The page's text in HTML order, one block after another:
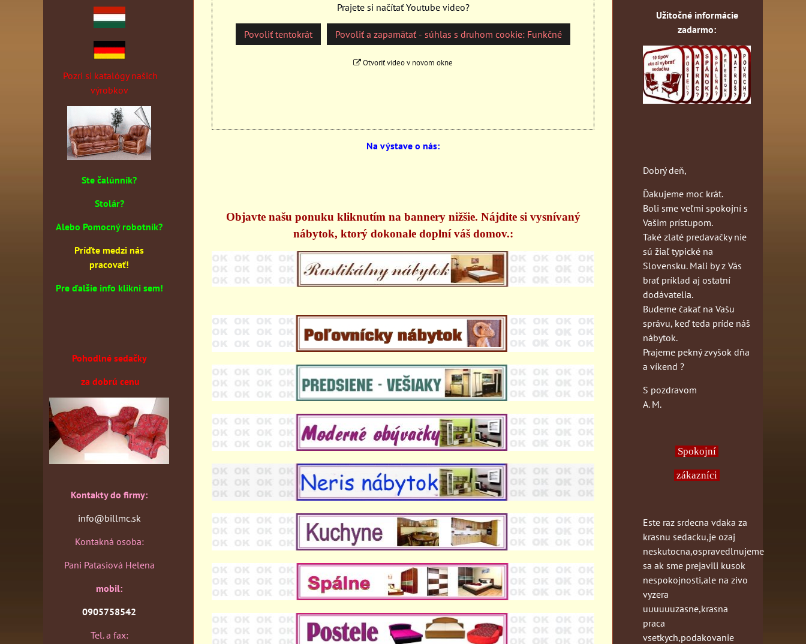
Prajete si načítať Youtube video?
Povoliť tentokrát Povoliť a zapamätať - súhlas s druhom cookie: Funkčné
Otvoriť video v novom okne
Na výstave o nás:
Objavte našu ponuku kliknutím na bannery nižšie. Nájdite si vysnívaný
nábytok, ktorý dokonale doplní váš domov.:
Pozri si katalógy našich
výrobkov
Ste čalúnník?
Stolár?
Alebo Pomocný robotník?
Príďte medzi nás
pracovať!
Pre ďalšie info klikni sem!
Pohodlné sedačky
za dobrú cenu
Kontakty do firmy:
info@billmc.sk
Kontakná osoba:
Pani Patasiová Helena
mobil:
0905758542
Tel. a fax:
Užitočné informácie
zadarmo:
Dobrý deň,
Ďakujeme moc krát.
Boli sme veľmi spokojní s
Vašim prístupom.
Také zlaté predavačky nie
sú žiaľ typické na
Slovensku. Mali by z Vás
brať príklad aj ostatní
dodávatelia.
Budeme čakať na Vašu
správu, keď teda príde náš
nábytok.
Prajeme pekný zvyšok dňa
a víkend ?
S pozdravom
A. M.
Spokojní
zákazníci
Este raz srdecna vdaka za
krasnu sedacku,je ozaj
neskutocna,ospravedlnujeme
sa ak sme prejavili kusok
nespokojnosti,ale na zivo
vyzera
uuuuuuzasne,krasna
praca
vsetkych,podakovanie